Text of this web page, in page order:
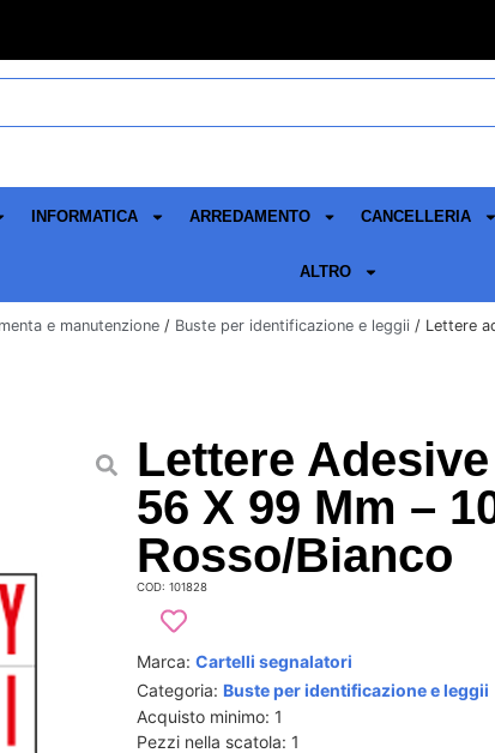
INFORMATICA ARREDAMENTO CANCELLERIA
ALTRO
e manutenzione / Buste per identificazione e leggii / Lettere
Lettere
56 X 99 Mm –
Rosso/bianco
COD: 101828
Marca: Cartelli segnalatori
Categoria: Buste per identificazione e leggii
Acquisto minimo: 1
Pezzi nella scatola: 1